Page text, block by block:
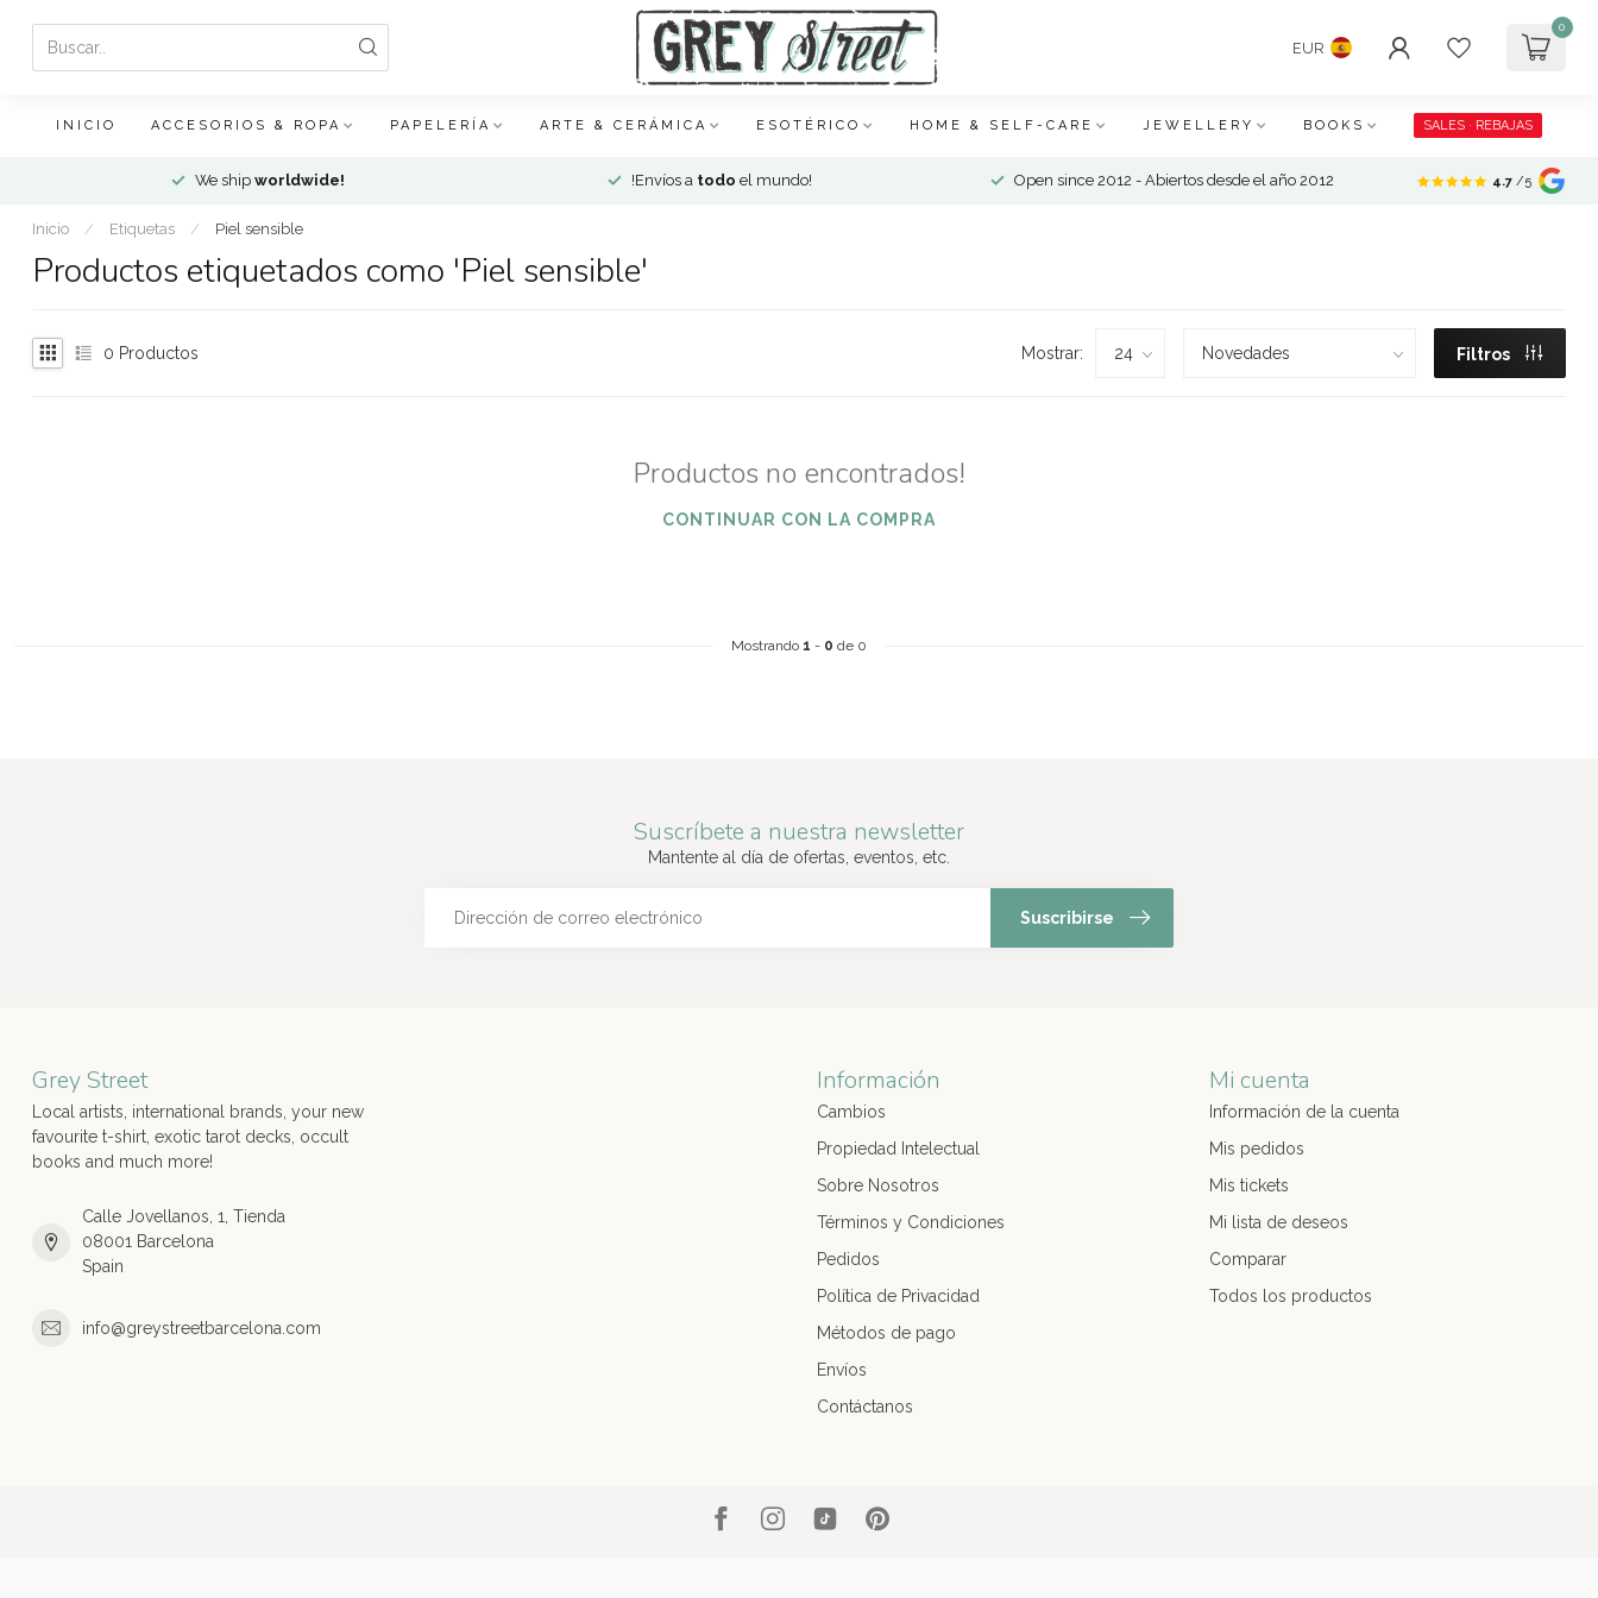
EUR
0
INICIO ACCESORIOS & ROPA PAPELERÍA ARTE & CERÁMICA ESOTÉRICO HOME & SELF-CARE JEWELLERY BOOKS SALES · REBAJAS
We ship worldwide! !Envíos a todo el mundo! Open since 2012 - Abiertos desde el año 2012 4.7 /5
Inicio / Etiquetas / Piel sensible
Productos etiquetados como 'Piel sensible'
0 Productos Mostrar: Filtros
Productos no encontrados!
CONTINUAR CON LA COMPRA
Mostrando 1 - 0 de 0
Suscríbete a nuestra newsletter
Mantente al día de ofertas, eventos, etc.
Suscribirse
Grey Street
Local artists, international brands, your new
favourite t-shirt, exotic tarot decks, occult
books and much more!
Calle Jovellanos, 1, Tienda
08001 Barcelona
Spain
info@greystreetbarcelona.com
Información
Cambios
Propiedad Intelectual
Sobre Nosotros
Términos y Condiciones
Pedidos
Política de Privacidad
Métodos de pago
Envíos
Contáctanos
Mi cuenta
Información de la cuenta
Mis pedidos
Mis tickets
Mi lista de deseos
Comparar
Todos los productos